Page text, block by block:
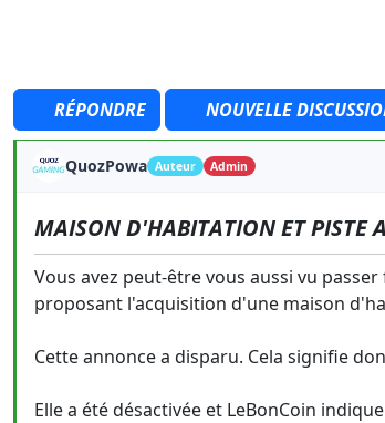
RÉPONDRE NOUVELLE
QuozPowa Auteur Admin
MAISON D'HABITATION ET PISTE
Vous avez peut-être vous aussi vu
proposant l'acquisition d'une maison
Cette annonce a disparu. Cela signifie
Elle a été désactivée et LeBonCoin